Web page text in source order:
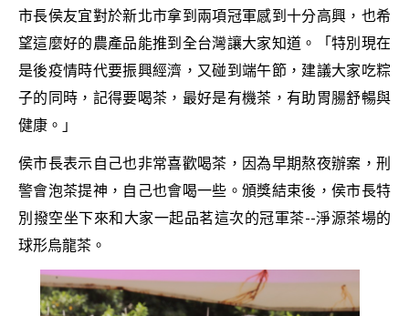
市長侯友宜對於新北市拿到兩項冠軍感到十分高興，也希
望這麼好的農產品能推到全台灣讓大家知道。「特別現在
是後疫情時代要振興經濟，又碰到端午節，建議大家吃粽
子的同時，記得要喝茶，最好是有機茶，有助胃腸舒暢與
健康。」
侯市長表示自己也非常喜歡喝茶，因為早期熬夜辦案，刑
警會泡茶提神，自己也會喝一些。頒獎結束後，侯市長特
別撥空坐下來和大家一起品茗這次的冠軍茶--淨源茶場的
球形烏龍茶。